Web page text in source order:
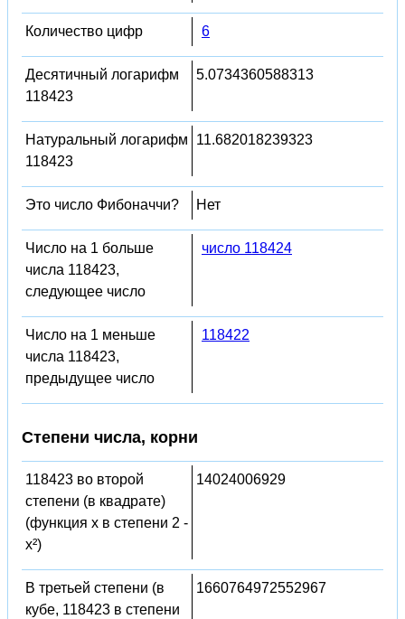
Количество цифр 6
Десятичный логарифм
118423
5.0734360588313
Натуральный логарифм
118423
11.682018239323
Это число Фибоначчи? Нет
Число на 1 больше
числа 118423,
следующее число
число 118424
Число на 1 меньше
числа 118423,
предыдущее число
118422
Степени числа, корни
118423 во второй
степени (в квадрате)
(функция x в степени 2 -
x²)
14024006929
В третьей степени (в
кубе, 118423 в степени
1660764972552967